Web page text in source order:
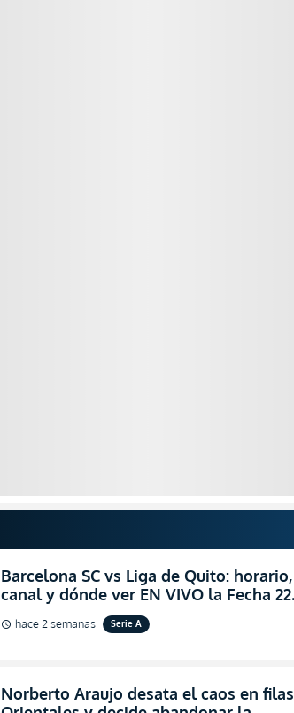
Barcelona SC vs Liga de Quito: horario,
canal y dónde ver EN VIVO la Fecha 22
de la LigaPro 2026
schedule hace 2 semanas Serie A
Norberto Araujo desata el caos en filas